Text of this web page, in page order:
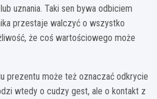
uznania. Taki sen bywa odbiciem
przestaje walczyć o wszystko
że coś wartościowego może
prezentu może też oznaczać odkrycie
wtedy o cudzy gest, ale o kontakt z